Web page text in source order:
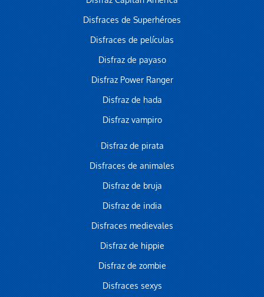
Disfraces de Superhéroes
Disfraces de películas
Disfraz de payaso
Disfraz Power Ranger
Disfraz de hada
Disfraz vampiro
Disfraz de pirata
Disfraces de animales
Disfraz de bruja
Disfraz de india
Disfraces medievales
Disfraz de hippie
Disfraz de zombie
Disfraces sexys